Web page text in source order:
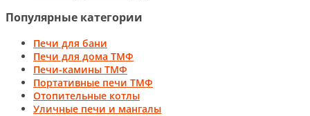
Популярные категории
Печи для бани
Печи для дома ТМФ
Печи-камины ТМФ
Портативные печи ТМФ
Отопительные котлы
Уличные печи и мангалы